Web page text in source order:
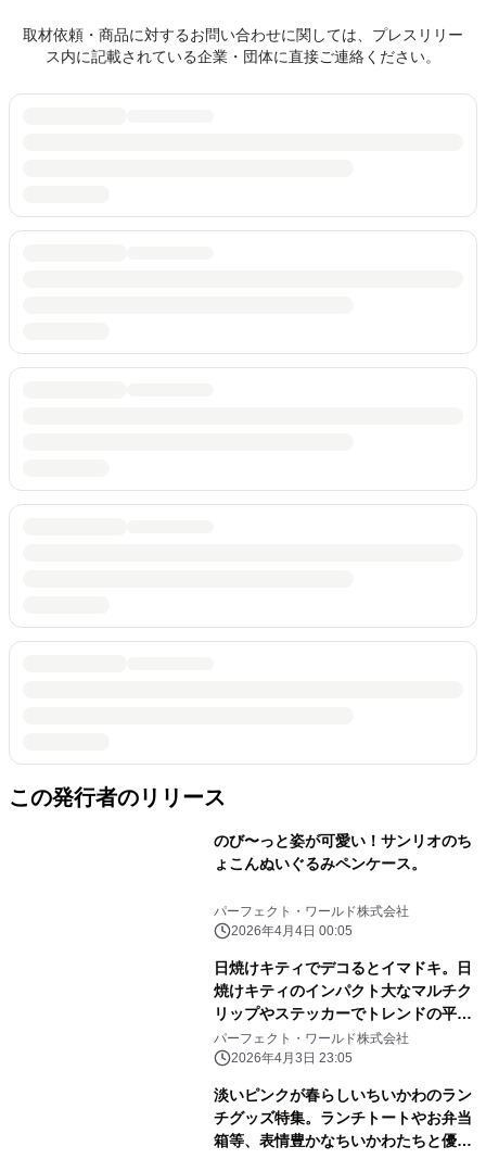
取材依頼・商品に対するお問い合わせに関しては、プレスリリー
ス内に記載されている企業・団体に直接ご連絡ください。
この発行者のリリース
のび〜っと姿が可愛い！サンリオのち
ょこんぬいぐるみペンケース。
パーフェクト・ワールド株式会社
2026年4月4日 00:05
日焼けキティでデコるとイマドキ。日
焼けキティのインパクト大なマルチク
リップやステッカーでトレンドの平成
レトロ感ばっちりです。
パーフェクト・ワールド株式会社
2026年4月3日 23:05
淡いピンクが春らしいちいかわのラン
チグッズ特集。ランチトートやお弁当
箱等、表情豊かなちいかわたちと優し